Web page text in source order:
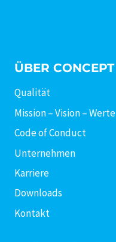
ÜBER CONCEPT
Qualität
Mission – Vision – Werte
Code of Conduct
Unternehmen
Karriere
Downloads
Kontakt